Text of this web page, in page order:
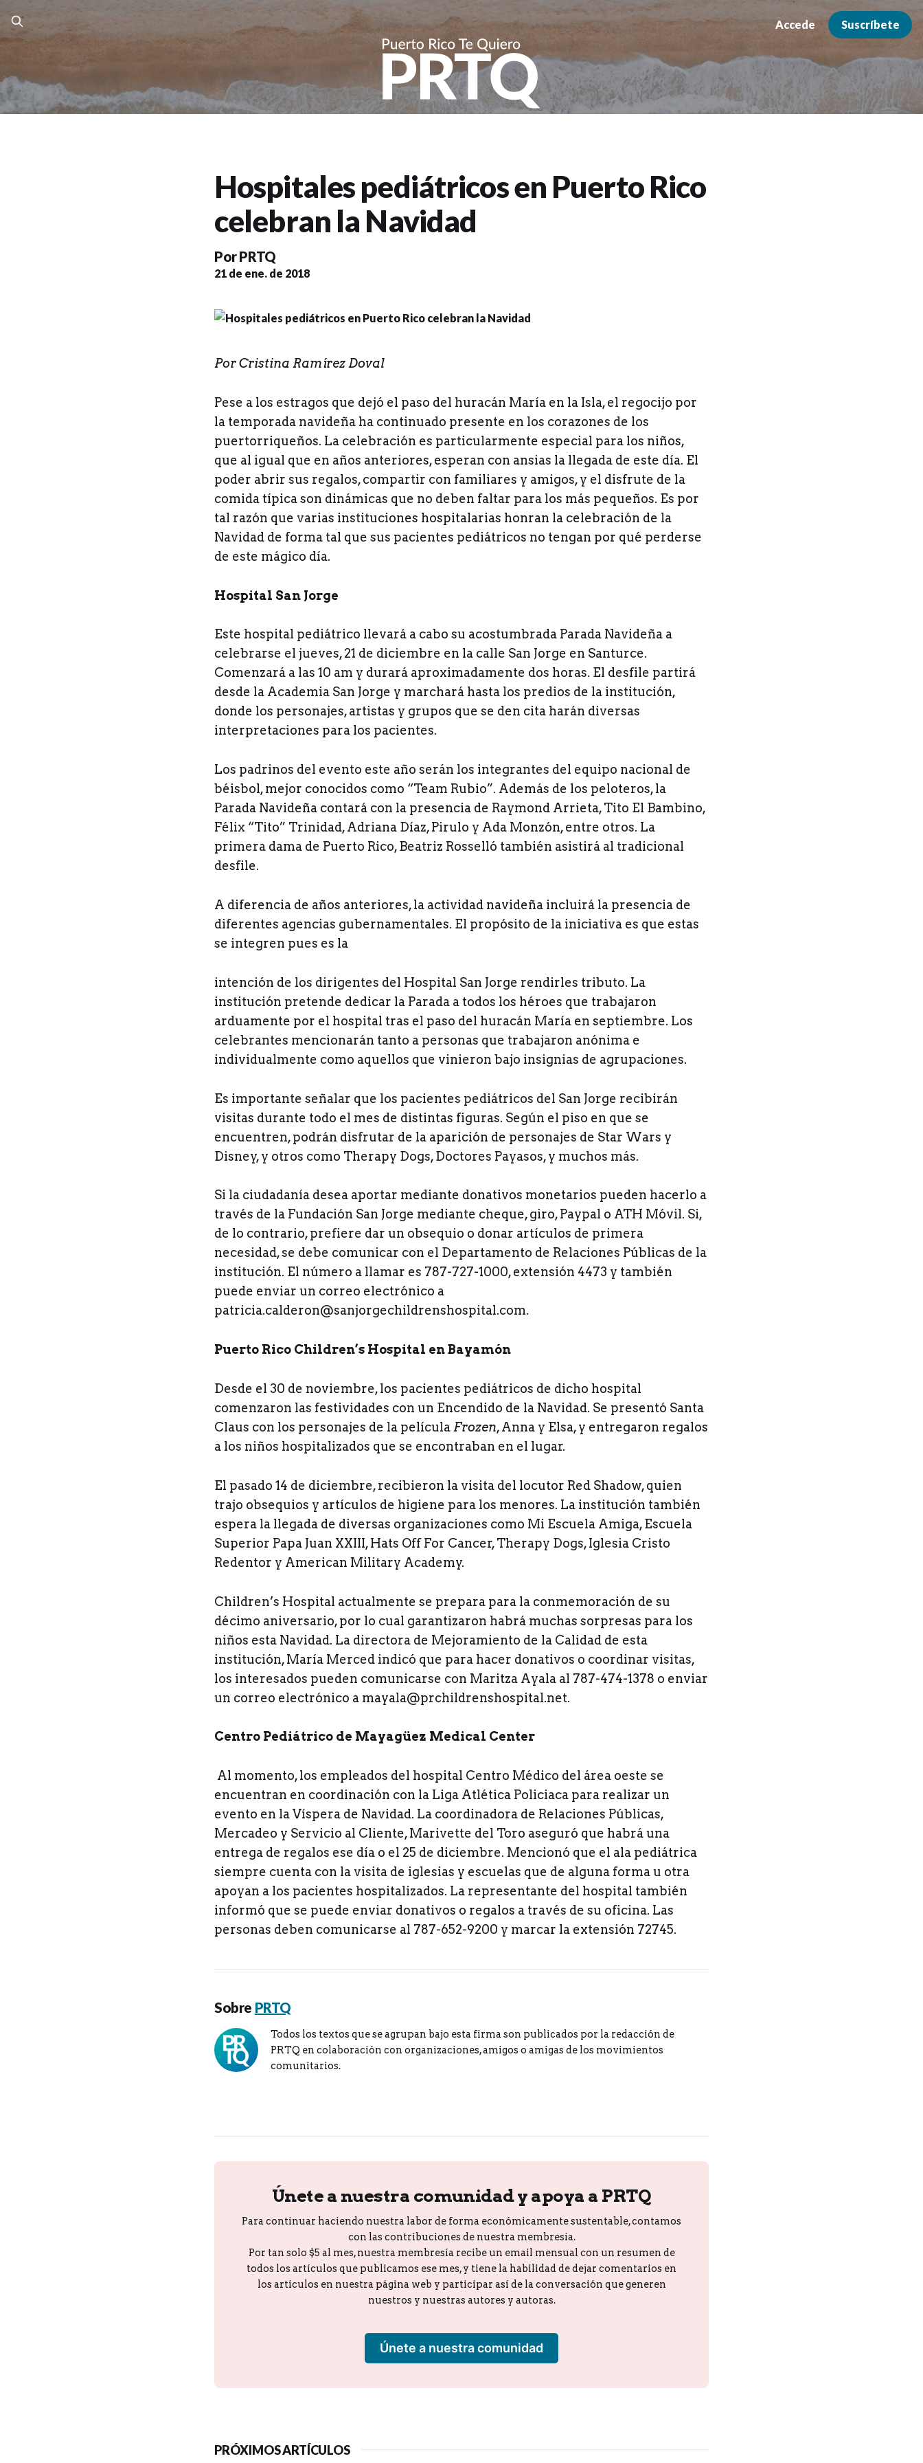
Accede Suscríbete
Hospitales pediátricos en Puerto Rico
celebran la Navidad
PorPRTQ
21 de ene. de 2018
Por Cristina Ramírez Doval
Pese a los estragos que dejó el paso del huracán María en la Isla, el regocijo por
la temporada navideña ha continuado presente en los corazones de los
puertorriqueños. La celebración es particularmente especial para los niños,
que al igual que en años anteriores, esperan con ansias la llegada de este día. El
poder abrir sus regalos, compartir con familiares y amigos, y el disfrute de la
comida típica son dinámicas que no deben faltar para los más pequeños. Es por
tal razón que varias instituciones hospitalarias honran la celebración de la
Navidad de forma tal que sus pacientes pediátricos no tengan por qué perderse
de este mágico día.
Hospital San Jorge
Este hospital pediátrico llevará a cabo su acostumbrada Parada Navideña a
celebrarse el jueves, 21 de diciembre en la calle San Jorge en Santurce.
Comenzará a las 10 am y durará aproximadamente dos horas. El desfile partirá
desde la Academia San Jorge y marchará hasta los predios de la institución,
donde los personajes, artistas y grupos que se den cita harán diversas
interpretaciones para los pacientes.
Los padrinos del evento este año serán los integrantes del equipo nacional de
béisbol, mejor conocidos como “Team Rubio”. Además de los peloteros, la
Parada Navideña contará con la presencia de Raymond Arrieta, Tito El Bambino,
Félix “Tito” Trinidad, Adriana Díaz, Pirulo y Ada Monzón, entre otros. La
primera dama de Puerto Rico, Beatriz Rosselló también asistirá al tradicional
desfile.
A diferencia de años anteriores, la actividad navideña incluirá la presencia de
diferentes agencias gubernamentales. El propósito de la iniciativa es que estas
se integren pues es la
intención de los dirigentes del Hospital San Jorge rendirles tributo. La
institución pretende dedicar la Parada a todos los héroes que trabajaron
arduamente por el hospital tras el paso del huracán María en septiembre. Los
celebrantes mencionarán tanto a personas que trabajaron anónima e
individualmente como aquellos que vinieron bajo insignias de agrupaciones.
Es importante señalar que los pacientes pediátricos del San Jorge recibirán
visitas durante todo el mes de distintas figuras. Según el piso en que se
encuentren, podrán disfrutar de la aparición de personajes de Star Wars y
Disney, y otros como Therapy Dogs, Doctores Payasos, y muchos más.
Si la ciudadanía desea aportar mediante donativos monetarios pueden hacerlo a
través de la Fundación San Jorge mediante cheque, giro, Paypal o ATH Móvil. Si,
de lo contrario, prefiere dar un obsequio o donar artículos de primera
necesidad, se debe comunicar con el Departamento de Relaciones Públicas de la
institución. El número a llamar es 787-727-1000, extensión 4473 y también
puede enviar un correo electrónico a
patricia.calderon@sanjorgechildrenshospital.com.
Puerto Rico Children’s Hospital en Bayamón
Desde el 30 de noviembre, los pacientes pediátricos de dicho hospital
comenzaron las festividades con un Encendido de la Navidad. Se presentó Santa
Claus con los personajes de la película Frozen, Anna y Elsa, y entregaron regalos
a los niños hospitalizados que se encontraban en el lugar.
El pasado 14 de diciembre, recibieron la visita del locutor Red Shadow, quien
trajo obsequios y artículos de higiene para los menores. La institución también
espera la llegada de diversas organizaciones como Mi Escuela Amiga, Escuela
Superior Papa Juan XXIII, Hats Off For Cancer, Therapy Dogs, Iglesia Cristo
Redentor y American Military Academy.
Children’s Hospital actualmente se prepara para la conmemoración de su
décimo aniversario, por lo cual garantizaron habrá muchas sorpresas para los
niños esta Navidad. La directora de Mejoramiento de la Calidad de esta
institución, María Merced indicó que para hacer donativos o coordinar visitas,
los interesados pueden comunicarse con Maritza Ayala al 787-474-1378 o enviar
un correo electrónico a mayala@prchildrenshospital.net.
Centro Pediátrico de Mayagüez Medical Center
Al momento, los empleados del hospital Centro Médico del área oeste se
encuentran en coordinación con la Liga Atlética Policiaca para realizar un
evento en la Víspera de Navidad. La coordinadora de Relaciones Públicas,
Mercadeo y Servicio al Cliente, Marivette del Toro aseguró que habrá una
entrega de regalos ese día o el 25 de diciembre. Mencionó que el ala pediátrica
siempre cuenta con la visita de iglesias y escuelas que de alguna forma u otra
apoyan a los pacientes hospitalizados. La representante del hospital también
informó que se puede enviar donativos o regalos a través de su oficina. Las
personas deben comunicarse al 787-652-9200 y marcar la extensión 72745.
Sobre PRTQ
Todos los textos que se agrupan bajo esta firma son publicados por la redacción de
PRTQ en colaboración con organizaciones, amigos o amigas de los movimientos
comunitarios.
Únete a nuestra comunidad y apoya a PRTQ
Para continuar haciendo nuestra labor de forma económicamente sustentable, contamos
con las contribuciones de nuestra membresía.
Por tan solo $5 al mes, nuestra membresía recibe un email mensual con un resumen de
todos los artículos que publicamos ese mes, y tiene la habilidad de dejar comentarios en
los artículos en nuestra página web y participar así de la conversación que generen
nuestros y nuestras autores y autoras.
Únete a nuestra comunidad
PRÓXIMOS ARTÍCULOS